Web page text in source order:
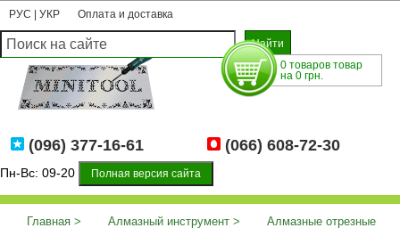
РУС УКР Оплата и доставка
0 товаров товар
на 0 грн.
(096) 377-16-61 (066) 608-72-30
Пн-Вс: 09-20 Полная версия сайта
Главная Алмазный инструмент
Алмазные отрезные